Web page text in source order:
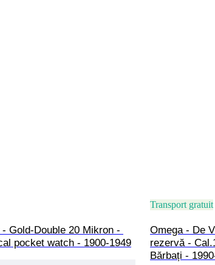
Gold-Double 20 Mikron -
pocket watch - 1900-1949
Transport gratuit
Omega - De
rezervă -
Bărbați -